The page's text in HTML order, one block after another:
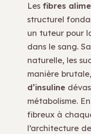
Les fibres
structurel
un tuteur pour
dans le sang.
naturelle, les
manière
d’insuline
métabolisme.
fibreux à
l’architecture